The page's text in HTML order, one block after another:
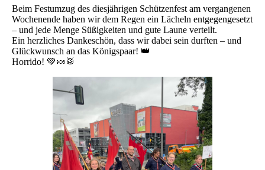
Beim Festumzug des diesjährigen Schützenfest am vergangenen
Wochenende haben wir dem Regen ein Lächeln entgegengesetzt
– und jede Menge Süßigkeiten und gute Laune verteilt.
Ein herzliches Dankeschön, dass wir dabei sein durften – und
Glückwunsch an das Königspaar! 👑
Horrido! 💚🍬🥁